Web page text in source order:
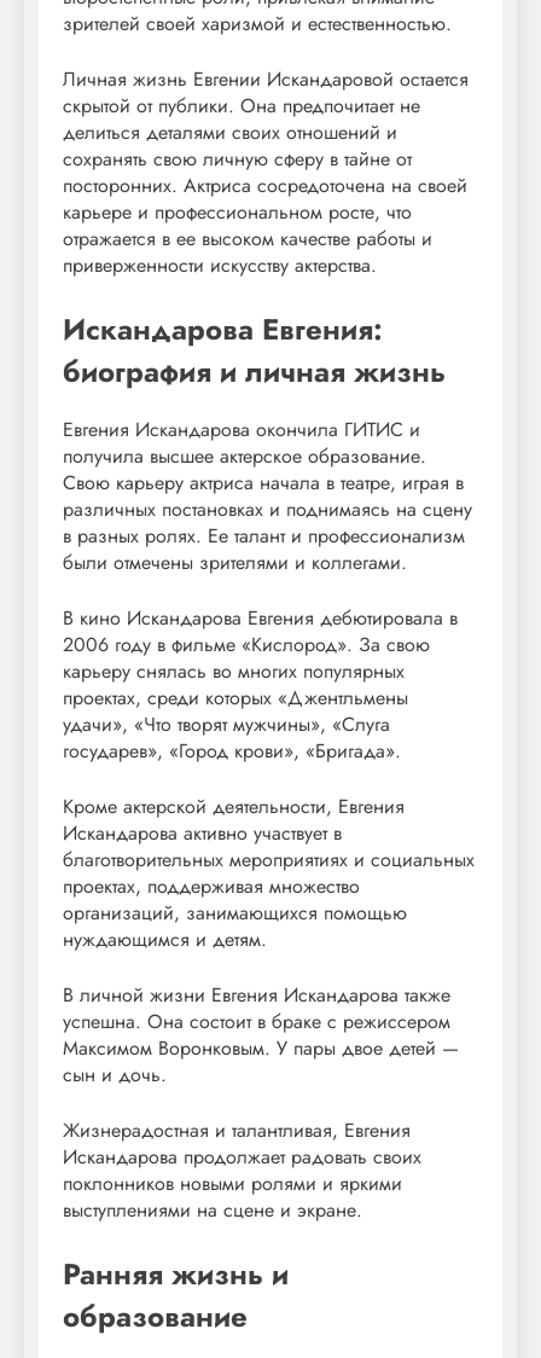
зрителей своей харизмой и естественностью.
Личная жизнь Евгении Искандаровой остается
скрытой от публики. Она предпочитает не
делиться деталями своих отношений и
сохранять свою личную сферу в тайне от
посторонних. Актриса сосредоточена на своей
карьере и профессиональном росте, что
отражается в ее высоком качестве работы и
приверженности искусству актерства.
Искандарова Евгения:
биография и личная жизнь
Евгения Искандарова окончила ГИТИС и
получила высшее актерское образование.
Свою карьеру актриса начала в театре, играя в
различных постановках и поднимаясь на сцену
в разных ролях. Ее талант и профессионализм
были отмечены зрителями и коллегами.
В кино Искандарова Евгения дебютировала в
2006 году в фильме «Кислород». За свою
карьеру снялась во многих популярных
проектах, среди которых «Джентльмены
удачи», «Что творят мужчины», «Слуга
государев», «Город крови», «Бригада».
Кроме актерской деятельности, Евгения
Искандарова активно участвует в
благотворительных мероприятиях и социальных
проектах, поддерживая множество
организаций, занимающихся помощью
нуждающимся и детям.
В личной жизни Евгения Искандарова также
успешна. Она состоит в браке с режиссером
Максимом Воронковым. У пары двое детей —
сын и дочь.
Жизнерадостная и талантливая, Евгения
Искандарова продолжает радовать своих
поклонников новыми ролями и яркими
выступлениями на сцене и экране.
Ранняя жизнь и
образование